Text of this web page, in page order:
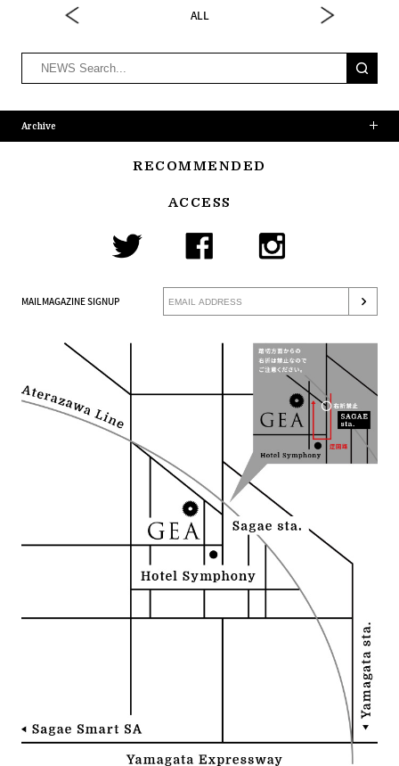
ALL
Archive
RECOMMENDED
ACCESS
MAILMAGAZINE SIGNUP